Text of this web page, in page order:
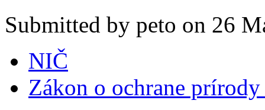
Submitted by peto on 26
NIČ
Zákon o ochrane